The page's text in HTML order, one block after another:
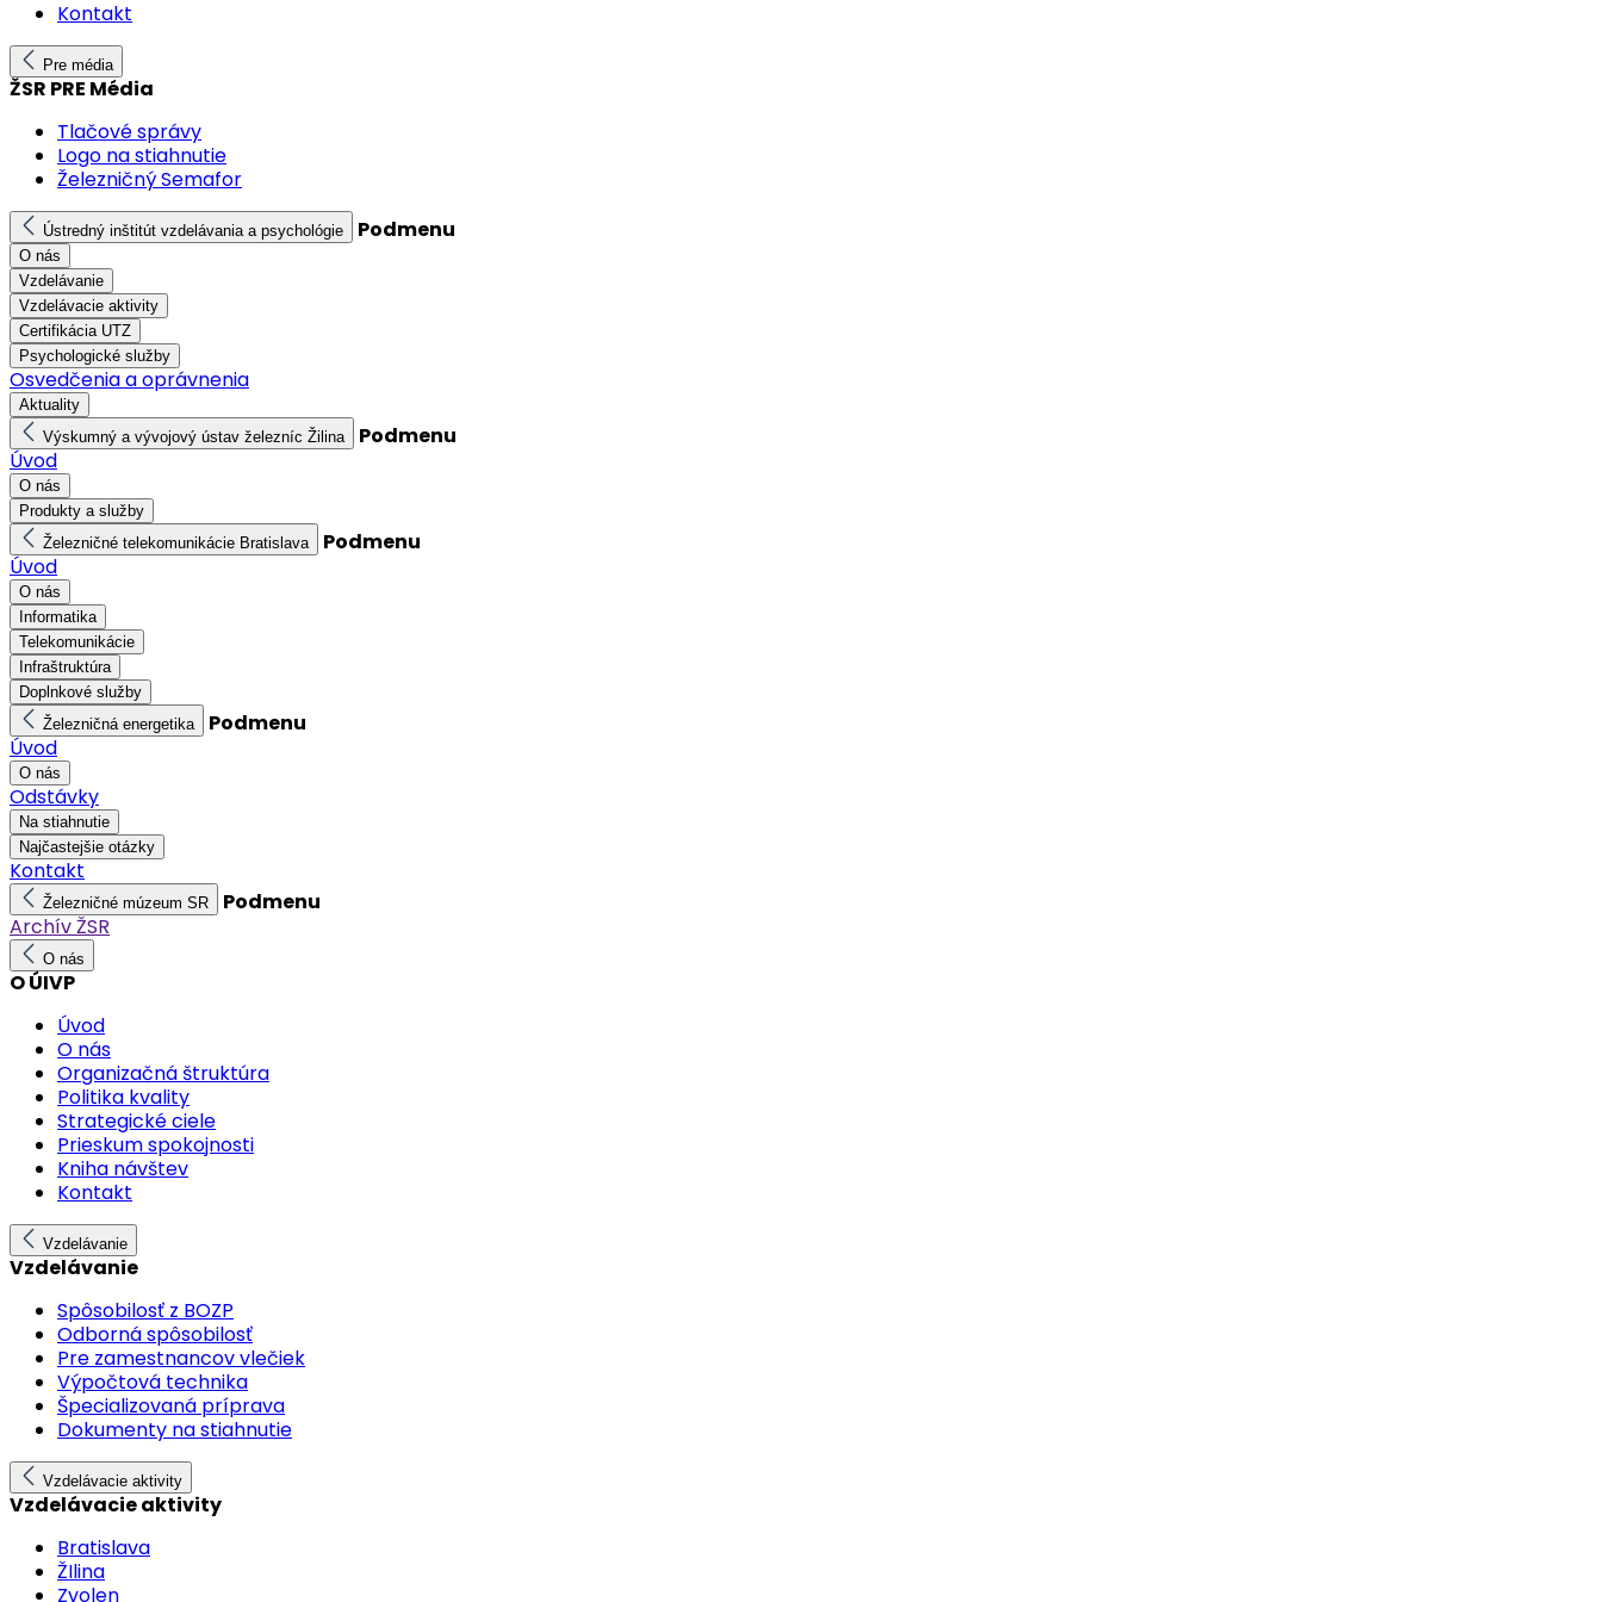
Kontakt
Pre média
ŽSR PRE Média
Tlačové správy
Logo na stiahnutie
Železničný Semafor
Ústredný inštitút vzdelávania a psychológie Podmenu
O nás
Vzdelávanie
Vzdelávacie aktivity
Certifikácia UTZ
Psychologické služby
Osvedčenia a oprávnenia
Aktuality
Výskumný a vývojový ústav železníc Žilina
Podmenu
Úvod
O nás
Produkty a služby
Železničné telekomunikácie Bratislava
Podmenu
Úvod
O nás
Informatika
Telekomunikácie
Infraštruktúra
Doplnkové služby
Železničná energetika
Podmenu
Úvod
O nás
Odstávky
Na stiahnutie
Najčastejšie otázky
Kontakt
Železničné múzeum SR
Podmenu
Archív ŽSR
O nás
O ÚIVP
Úvod
O nás
Organizačná štruktúra
Politika kvality
Strategické ciele
Prieskum spokojnosti
Kniha návštev
Kontakt
Vzdelávanie
Vzdelávanie
Spôsobilosť z BOZP
Odborná spôsobilosť
Pre zamestnancov vlečiek
Výpočtová technika
Špecializovaná príprava
Dokumenty na stiahnutie
Vzdelávacie aktivity
Vzdelávacie aktivity
Bratislava
ŽIlina
Zvolen